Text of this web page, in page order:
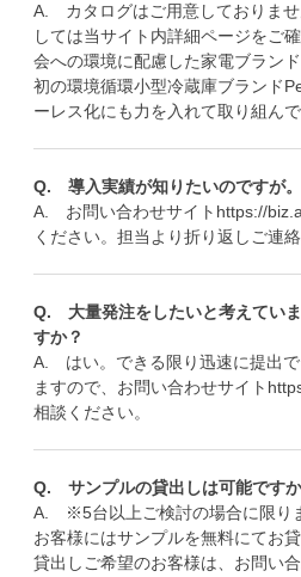
A. カタログはご用意しておりませ
しては当サイト内詳細ページをご
会への環境に配慮した家電ブラン
初の環境循環小型冷蔵庫ブランド
ーレス化にも力を入れて取り組んで
Q. 導入実績が知りたいのですが。
A. お問い合わせサイト https://
ください。担当より折り返しご連
Q. 大量発注をしたいと考えてい
すか？
A. はい。できる限り迅速に提出で
ますので、お問い合わせサイト
相談ください。
Q. サンプルの貸出しは可能です
A. ※5台以上ご検討の場合に限り
お客様にはサンプルを無料にてお
貸出しご希望のお客様は、お問い